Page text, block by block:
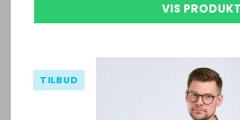
VIS PRODUKT
TILBUD